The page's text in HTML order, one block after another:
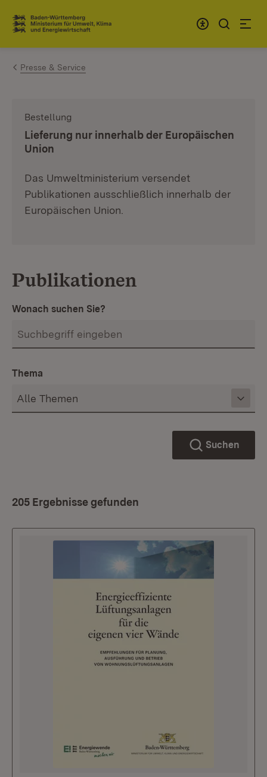
Zum Inhalt springen
Link zur Startseite
Presse & Service
Bestellung
Lieferung nur innerhalb der Europäischen
Union
Das Umweltministerium versendet
Publikationen ausschließlich innerhalb der
Europäischen Union.
Publikationen
Wonach suchen Sie?
Thema
Suchen
205 Ergebnisse gefunden